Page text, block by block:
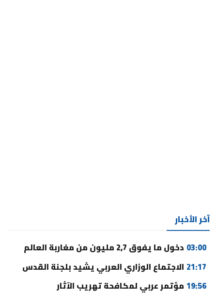
آخر الأخبار
03:00 دخول ما يفوق 2,7 مليون من مغاربة العالم
21:17 الاجتماع الوزاري العربي يشيد بلجنة القدس
19:56 مؤتمر عربي لمكافحة تهريب الآثار